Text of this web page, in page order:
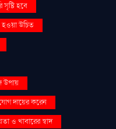
হবে
হওয়া উচিত
উপায়
দায়ের করেন
ও খাবারের স্বাদ